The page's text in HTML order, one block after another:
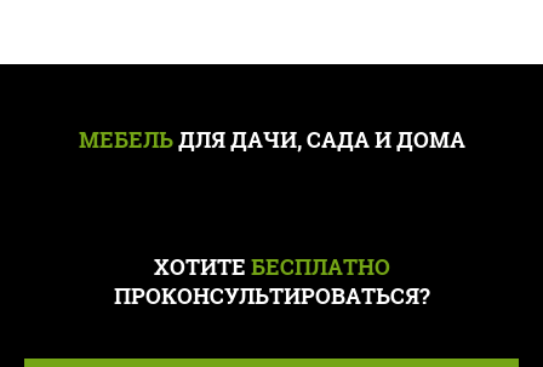
МЕБЕЛЬДЛЯ ДАЧИ, САДА И ДОМА
ХОТИТЕ БЕСПЛАТНО
ПРОКОНСУЛЬТИРОВАТЬСЯ?